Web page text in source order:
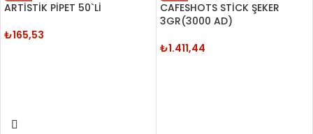
ARTİSTİK PİPET 50`Lİ
₺165,53
CAFESHOTS STİCK ŞEKER
3GR(3000 AD)
₺1.411,44